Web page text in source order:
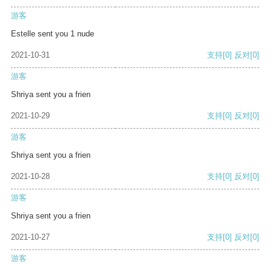
游客
Estelle sent you 1 nude
2021-10-31 支持[0] 反对[0]
游客
Shriya sent you a frien
2021-10-29 支持[0] 反对[0]
游客
Shriya sent you a frien
2021-10-28 支持[0] 反对[0]
游客
Shriya sent you a frien
2021-10-27 支持[0] 反对[0]
游客